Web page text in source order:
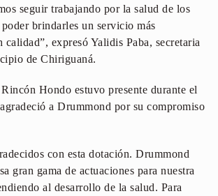
seguir trabajando por la salud de los
brindarles un servicio más
calidad”, expresó Yalidis Paba, secretaria
de Chiriguaná.
Hondo estuvo presente durante el
a Drummond por su compromiso
con esta dotación. Drummond
gran gama de actuaciones para nuestra
al desarrollo de la salud. Para